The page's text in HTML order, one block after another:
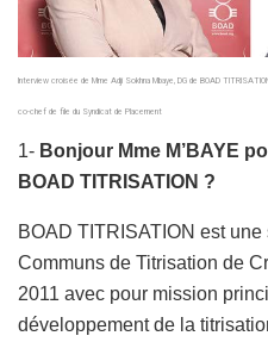
Interview croisée de Mme Adji Sokhna Mbaye, DG de BOAD
co-chef de file du Syndicat de Placement
1- Bonjour Mme M’BAYE
BOAD TITRISATION ?
BOAD TITRISATION est
Communs de Titrisation de
2011 avec pour mission
développement de la